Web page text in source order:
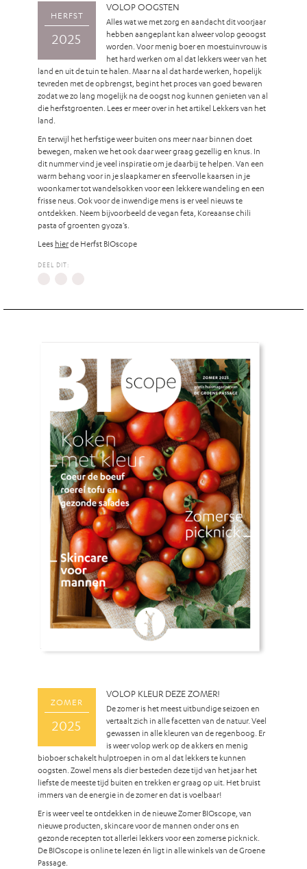
HERFST
2025
VOLOP OOGSTEN
Alles wat we met zorg en aandacht dit voorjaar
hebben aangeplant kan alweer volop geoogst
worden. Voor menig boer en moestuinvrouw is
het hard werken om al dat lekkers weer van het
land en uit de tuin te halen. Maar na al dat harde werken, hopelijk
tevreden met de opbrengst, begint het proces van goed bewaren
zodat we zo lang mogelijk na de oogst nog kunnen genieten van al
die herfstgroenten. Lees er meer over in het artikel Lekkers van het
land.
En terwijl het herfstige weer buiten ons meer naar binnen doet
bewegen, maken we het ook daar weer graag gezellig en knus. In
dit nummer vind je veel inspiratie om je daarbij te helpen. Van een
warm behang voor in je slaapkamer en sfeervolle kaarsen in je
woonkamer tot wandelsokken voor een lekkere wandeling en een
frisse neus. Ook voor de inwendige mens is er veel nieuws te
ontdekken. Neem bijvoorbeeld de vegan feta, Koreaanse chili
pasta of groenten gyoza’s.
Leeshierde Herfst BIOscope
DEEL DIT:
ZOMER
2025
VOLOP KLEUR DEZE ZOMER!
De zomer is het meest uitbundige seizoen en
vertaalt zich in alle facetten van de natuur. Veel
gewassen in alle kleuren van de regenboog. Er
is weer volop werk op de akkers en menig
bioboer schakelt hulptroepen in om al dat lekkers te kunnen
oogsten. Zowel mens als dier besteden deze tijd van het jaar het
liefste de meeste tijd buiten en trekken er graag op uit. Het bruist
immers van de energie in de zomer en dat is voelbaar!
Er is weer veel te ontdekken in de nieuwe Zomer BIOscope, van
nieuwe producten, skincare voor de mannen onder ons en
gezonde recepten tot allerlei lekkers voor een zomerse picknick.
De BIOscope is online te lezen én ligt in alle winkels van de Groene
Passage.